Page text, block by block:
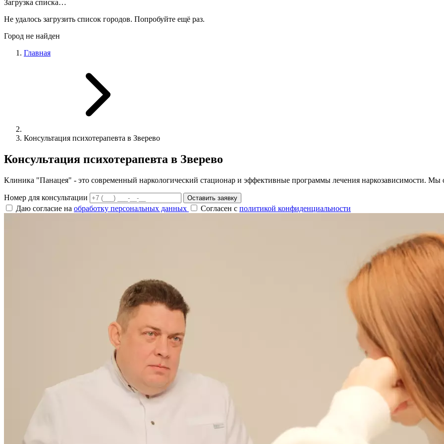
Загрузка списка…
Не удалось загрузить список городов. Попробуйте ещё раз.
Город не найден
Главная
Консультация психотерапевта в Зверево
Консультация психотерапевта в Зверево
Клиника "Панацея" - это современный наркологический стационар и эффективные программы лечения наркозависимости.
Номер для консультации Оставить заявку
Даю согласие на обработку персональных данных Согласен с политикой конфиденциальности